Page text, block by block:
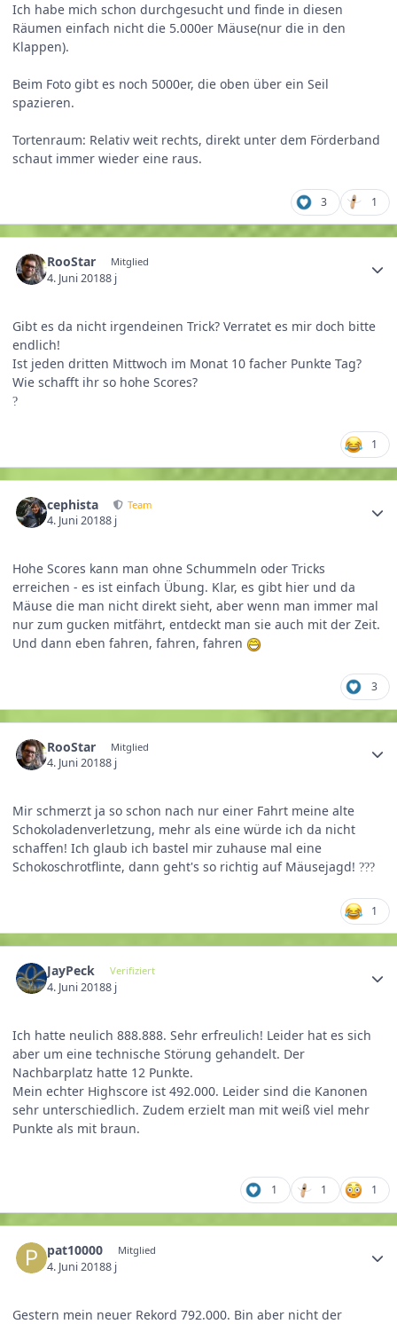
Ich habe mich schon durchgesucht und finde in diesen
Räumen einfach nicht die 5.000er Mäuse(nur die in den
Klappen).
Beim Foto gibt es noch 5000er, die oben über ein Seil
spazieren.
Tortenraum: Relativ weit rechts, direkt unter dem Förderband
schaut immer wieder eine raus.
3 1
RooStar Mitglied
4. Juni 20188 j
Gibt es da nicht irgendeinen Trick? Verratet es mir doch bitte
endlich!
Ist jeden dritten Mittwoch im Monat 10 facher Punkte Tag?
Wie schafft ihr so hohe Scores?
?
1
cephista Team
4. Juni 20188 j
Hohe Scores kann man ohne Schummeln oder Tricks
erreichen - es ist einfach Übung. Klar, es gibt hier und da
Mäuse die man nicht direkt sieht, aber wenn man immer mal
nur zum gucken mitfährt, entdeckt man sie auch mit der Zeit.
Und dann eben fahren, fahren, fahren
3
RooStar Mitglied
4. Juni 20188 j
Mir schmerzt ja so schon nach nur einer Fahrt meine alte
Schokoladenverletzung, mehr als eine würde ich da nicht
schaffen! Ich glaub ich bastel mir zuhause mal eine
Schokoschrotflinte, dann geht's so richtig auf Mäusejagd! ???
1
JayPeck Verifiziert
4. Juni 20188 j
Ich hatte neulich 888.888. Sehr erfreulich! Leider hat es sich
aber um eine technische Störung gehandelt. Der
Nachbarplatz hatte 12 Punkte.
Mein echter Highscore ist 492.000. Leider sind die Kanonen
sehr unterschiedlich. Zudem erzielt man mit weiß viel mehr
Punkte als mit braun.
1 1 1
pat10000 Mitglied
4. Juni 20188 j
Gestern mein neuer Rekord 792.000. Bin aber nicht der